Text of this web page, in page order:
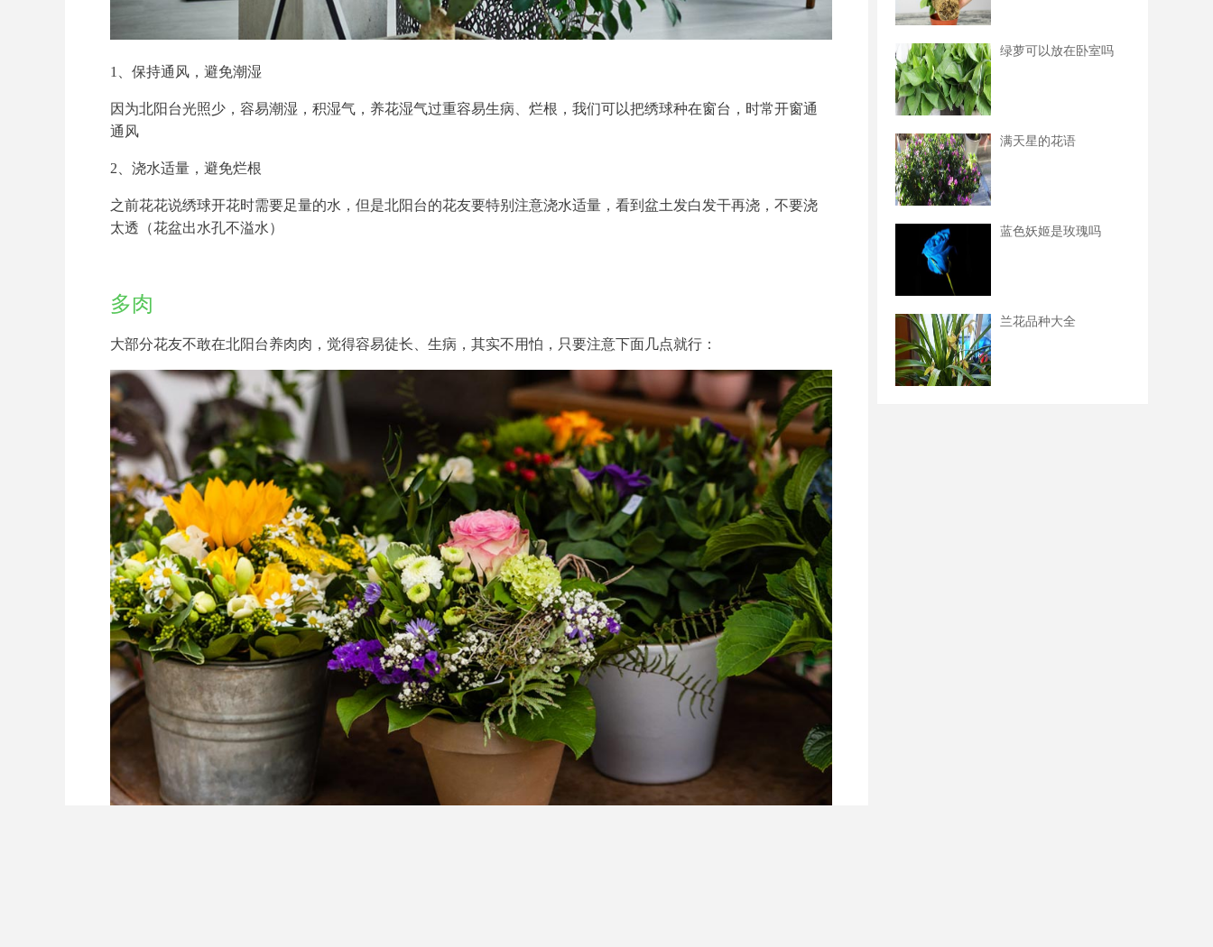
1、保持通风，避免潮湿
因为北阳台光照少，容易潮湿，积湿气，养花湿气过重容易生病、烂根，我们可以把绣球种在窗台，时常开窗通
通风
2、浇水适量，避免烂根
之前花花说绣球开花时需要足量的水，但是北阳台的花友要特别注意浇水适量，看到盆土发白发干再浇，不要浇
太透（花盆出水孔不溢水）
多肉
大部分花友不敢在北阳台养肉肉，觉得容易徒长、生病，其实不用怕，只要注意下面几点就行：
绿萝可以放在卧室吗
满天星的花语
蓝色妖姬是玫瑰吗
兰花品种大全